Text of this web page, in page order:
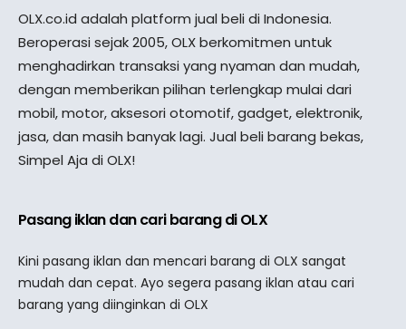
OLX.co.id adalah platform jual beli di Indonesia.
Beroperasi sejak 2005, OLX berkomitmen untuk
menghadirkan transaksi yang nyaman dan mudah,
dengan memberikan pilihan terlengkap mulai dari
mobil, motor, aksesori otomotif, gadget, elektronik,
jasa, dan masih banyak lagi. Jual beli barang bekas,
Simpel Aja di OLX!
Pasang iklan dan cari barang di OLX
Kini pasang iklan dan mencari barang di OLX sangat
mudah dan cepat. Ayo segera pasang iklan atau cari
barang yang diinginkan di OLX